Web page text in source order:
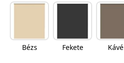
Bézs Fekete Kávé